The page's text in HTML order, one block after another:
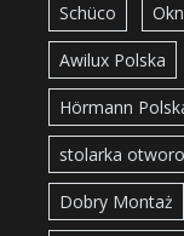
Schüco
Awilux Polska
Hörmann
stolarka
Dobry Montaż